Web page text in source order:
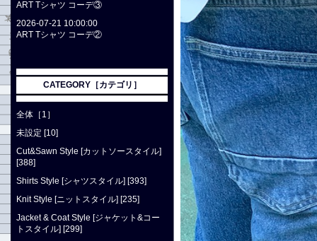
ART Tシャツ コーデ③
2026-07-21 10:00:00
ART Tシャツ コーデ②
CATEGORY［カテゴリ］
全体［1］
未設定 [10]
Cut&Sawn Style [カットソースタイル]
[388]
Shirts Style [シャツスタイル] [393]
Knit Style [ニットスタイル] [235]
Jacket & Coat Style [ジャケット&コー
トスタイル] [299]